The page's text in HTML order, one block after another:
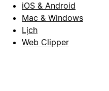
iOS & Android
Mac & Windows
Lịch
Web Clipper